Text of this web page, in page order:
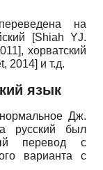
на
[Shiah Y­J.
], хорватский
2014] и т.д.
язык
Дж.
русский был
перевод с
варианта с